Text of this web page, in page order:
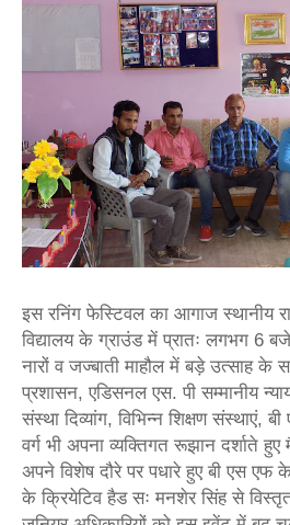
इस रनिंग फेस्टिवल का आगाज स्थानीय
विद्यालय के ग्राउंड में प्रातः लगभग 6
नारों व जज्बाती माहौल में बड़े उत्साह के
प्रशासन, एडिसनल एस. पी सम्मानीय
संस्था दिव्यांग, विभिन्न शिक्षण संस्थाएं,
वर्ग भी अपना व्यक्तिगत रूझान दर्शाते
अपने विशेष दौरे पर पधारे हुए बी एस
के क्रियेटिव हैड सः मनशेर सिंह से